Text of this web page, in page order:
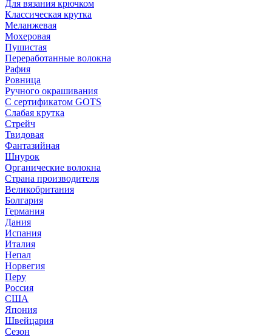
Для вязания крючком
Классическая крутка
Меланжевая
Мохеровая
Пушистая
Переработанные волокна
Рафия
Ровница
Ручного окрашивания
С сертификатом GOTS
Слабая крутка
Стрейч
Твидовая
Фантазийная
Шнурок
Органические волокна
Страна производителя
Великобритания
Болгария
Германия
Дания
Испания
Италия
Непал
Норвегия
Перу
Россия
США
Япония
Швейцария
Сезон